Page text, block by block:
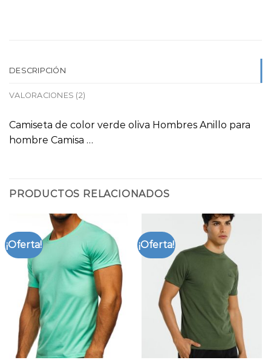
DESCRIPCIÓN
VALORACIONES (2)
Camiseta de color verde oliva Hombres Anillo para
hombre Camisa …
PRODUCTOS RELACIONADOS
¡Oferta! ¡Oferta!